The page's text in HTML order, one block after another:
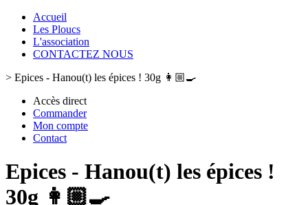
Accueil
Les Ploucs
L'association
CONTACTEZ NOUS
> Epices - Hanou(t) les épices ! 30g 👩🏼‍🍳
Accès direct
Commander
Mon compte
Contact
Epices - Hanou(t) les épices !
30g 👩🏼‍🍳